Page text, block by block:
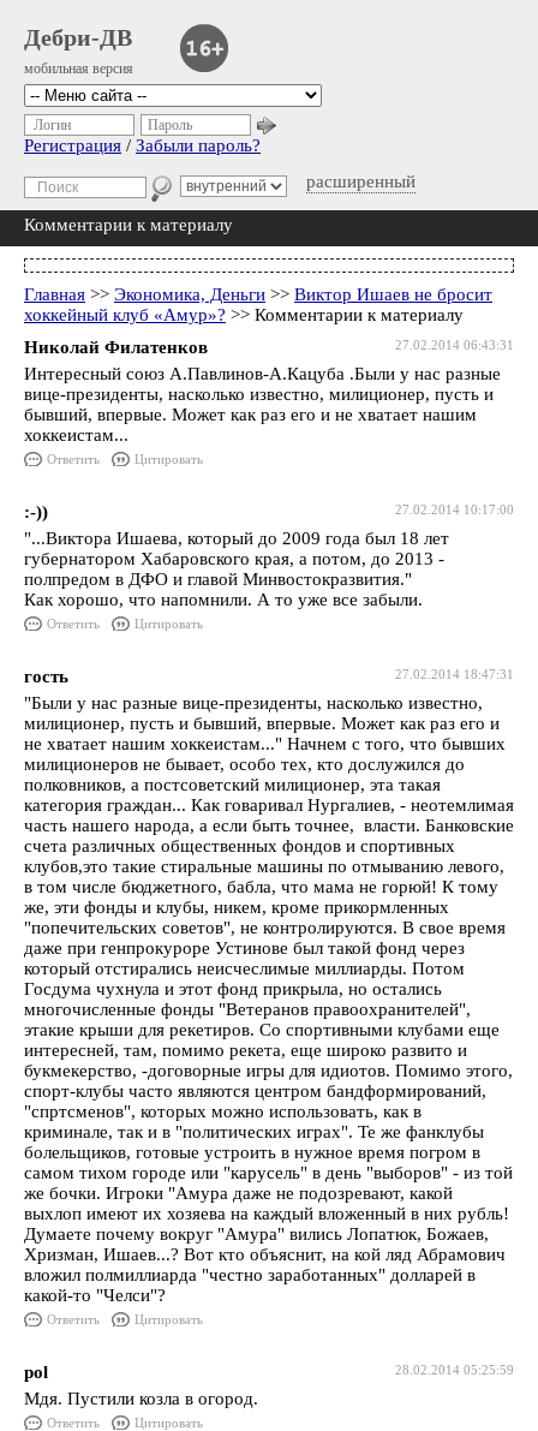
Дебри-ДВ
мобильная версия
расширенный
Логин Пароль
Регистрация / Забыли пароль?
Комментарии к материалу
Главная >> Экономика, Деньги >> Виктор Ишаев не бросит
хоккейный клуб «Амур»? >> Комментарии к материалу
27.02.2014 06:43:31
Николай Филатенков
Интересный союз А.Павлинов-А.Кацуба .Были у нас разные
вице-президенты, насколько известно, милиционер, пусть и
бывший, впервые. Может как раз его и не хватает нашим
хоккеистам...
Ответить Цитировать
27.02.2014 10:17:00
:-))
"...Виктора Ишаева, который до 2009 года был 18 лет
губернатором Хабаровского края, а потом, до 2013 -
полпредом в ДФО и главой Минвостокразвития."
Как хорошо, что напомнили. А то уже все забыли.
Ответить Цитировать
27.02.2014 18:47:31
гость
"Были у нас разные вице-президенты, насколько известно,
милиционер, пусть и бывший, впервые. Может как раз его и
не хватает нашим хоккеистам..." Начнем с того, что бывших
милиционеров не бывает, особо тех, кто дослужился до
полковников, а постсоветский милиционер, эта такая
категория граждан... Как говаривал Нургалиев, - неотемлимая
часть нашего народа, а если быть точнее, власти. Банковские
счета различных общественных фондов и спортивных
клубов,это такие стиральные машины по отмыванию левого,
в том числе бюджетного, бабла, что мама не горюй! К тому
же, эти фонды и клубы, никем, кроме прикормленных
"попечительских советов", не контролируются. В свое время
даже при генпрокуроре Устинове был такой фонд через
который отстирались неисчеслимые миллиарды. Потом
Госдума чухнула и этот фонд прикрыла, но остались
многочисленные фонды "Ветеранов правоохранителей",
этакие крыши для рекетиров. Со спортивными клубами еще
интересней, там, помимо рекета, еще широко развито и
букмекерство, -договорные игры для идиотов. Помимо этого,
спорт-клубы часто являются центром бандформирований,
"спртсменов", которых можно использовать, как в
криминале, так и в "политических играх". Те же фанклубы
болельщиков, готовые устроить в нужное время погром в
самом тихом городе или "карусель" в день "выборов" - из той
же бочки. Игроки "Амура даже не подозревают, какой
выхлоп имеют их хозяева на каждый вложенный в них рубль!
Думаете почему вокруг "Амура" вились Лопатюк, Божаев,
Хризман, Ишаев...? Вот кто объяснит, на кой ляд Абрамович
вложил полмиллиарда "честно заработанных" долларей в
какой-то "Челси"?
Ответить Цитировать
28.02.2014 05:25:59
pol
Мдя. Пустили козла в огород.
Ответить Цитировать